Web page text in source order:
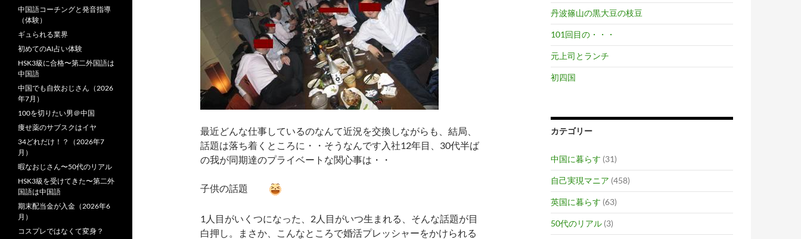
最近どんな仕事しているのなんて近況を交換しながらも、結局、
話題は落ち着くところに・・そうなんです入社12年目、30代半ば
の我が同期達のプライベートな関心事は・・
子供の話題
1人目がいくつになった、2人目がいつ生まれる、そんな話題が目
白押し。まさか、こんなところで婚活プレッシャーをかけられる
丹波篠山の黒大豆の枝豆
101回目の・・・
元上司とランチ
初四国
カテゴリー
中国に暮らす (31)
自己実現マニア (458)
英国に暮らす (63)
50代のリアル (3)
中国語コーチングと発音指導
（体験）
ギュられる業界
初めてのAI占い体験
HSK3級に合格〜第二外国語は
中国語
中国でも自炊おじさん（2026
年7月）
100を切りたい男＠中国
痩せ薬のサブスクはイヤ
34どれだけ！？（2026年7
月）
暇なおじさん〜50代のリアル
HSK3級を受けてきた〜第二外
国語は中国語
期末配当金が入金（2026年6
月）
コスプレではなくて変身？